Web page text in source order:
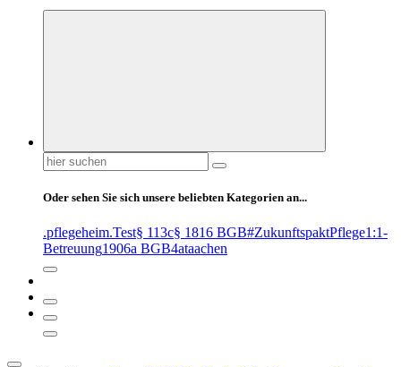
Suchen
nach:
Oder sehen Sie sich unsere beliebten Kategorien an...
.pflegeheim.Test§ 113c§ 1816 BGB#ZukunftspaktPflege1:1-
Betreuung1906a BGB4ataachen